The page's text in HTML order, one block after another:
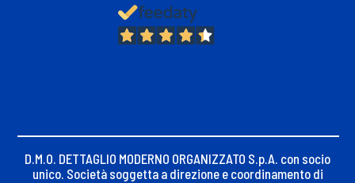
D.M.O. DETTAGLIO MODERNO ORGANIZZATO S.p.A. con socio
unico. Società soggetta a direzione e coordinamento di